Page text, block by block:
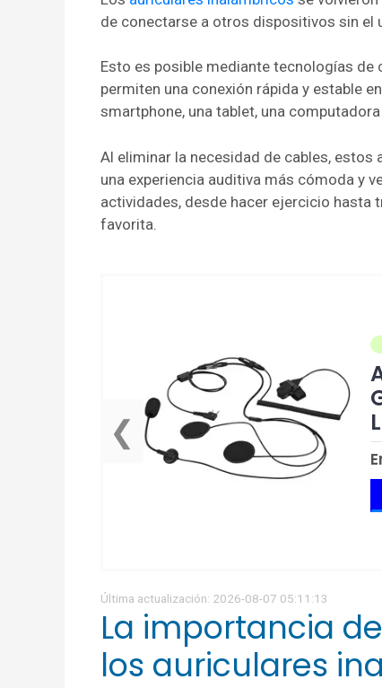
de conectarse a otros dispositivos sin el
Esto es posible mediante tecnologías
permiten una conexión rápida y estable
smartphone, una tablet, una
Al eliminar la necesidad de cables,
una experiencia auditiva más cómoda y
actividades, desde hacer ejercicio hasta
favorita.
❮
Última actualización: 2026-08-07 05:11:13
La importancia
los auriculares